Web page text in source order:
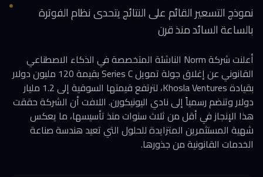
نموذج التسعير القائم على النتائج يتحدى نظام الفوترة
بالساعة السائد منذ قرن
أعلنت شركة Norm الناشئة المتخصصة في الذكاء الاصطناعي
القانوني عن إغلاق جولة تمويل Series C بقيمة 120 مليون دولار
بقيادة Khosla Ventures، لترتفع قيمتها السوقية إلى 1.2 مليار
دولار وتنضم رسمياً إلى نادي اليونيكورن. اللافت أن الشركة حققت
هذا الإنجاز في أقل من ثلاث سنوات منذ تأسيسها، ما يعكس
شهية المستثمرين المتزايدة للحلول التي تعيد هندسة صناعة
الخدمات القانونية من جذورها.